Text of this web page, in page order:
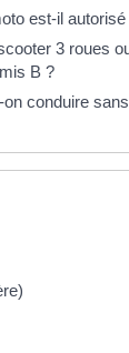
est-il autorisé
3 roues
B ?
conduire sans